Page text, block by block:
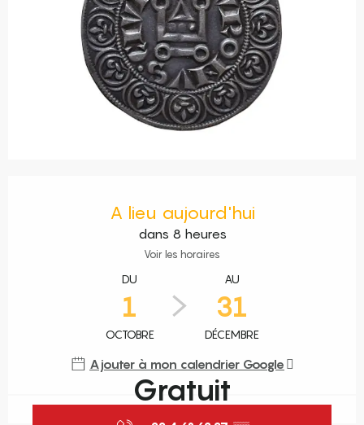
A lieu aujourd'hui
dans 8 heures
Voir les horaires
DU
1
OCTOBRE
AU
31
DÉCEMBRE
Ajouter à mon calendrier Google
Gratuit